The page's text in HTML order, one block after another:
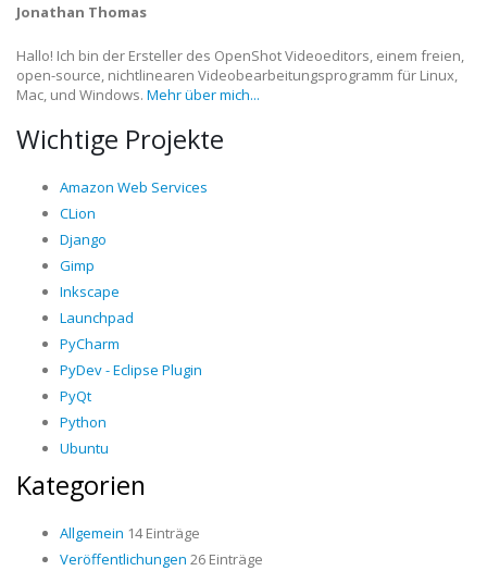
Jonathan Thomas
Hallo! Ich bin der Ersteller des OpenShot Videoeditors, einem freien,
open-source, nichtlinearen Videobearbeitungsprogramm für Linux,
Mac, und Windows. Mehr über mich...
Wichtige Projekte
Amazon Web Services
CLion
Django
Gimp
Inkscape
Launchpad
PyCharm
PyDev - Eclipse Plugin
PyQt
Python
Ubuntu
Kategorien
Allgemein 14 Einträge
Veröffentlichungen 26 Einträge